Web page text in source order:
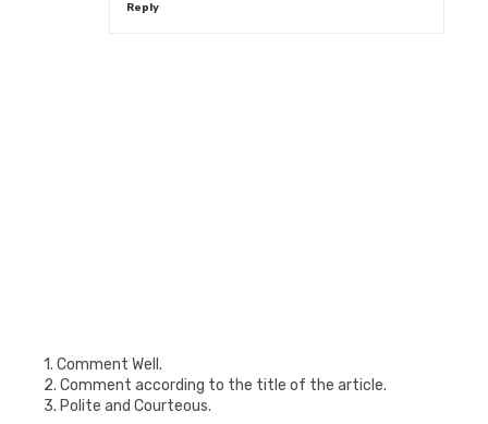
Reply
1. Comment Well.
2. Comment according to the title of the article.
3. Polite and Courteous.